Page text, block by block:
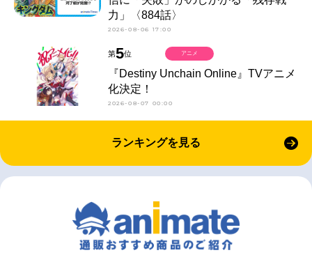
力」〈884話〉
2026-08-06 17:00
第5位
『Destiny Unchain Online』TVアニメ
化決定！
2026-08-07 00:00
アニメ
ランキングを見る